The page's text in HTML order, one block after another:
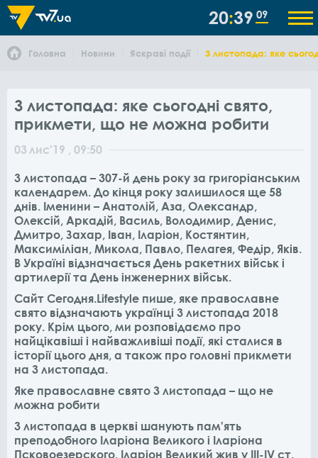
20 39 09
Головна Новини Яскраві події 3 листопада: яке
3 листопада: яке сьогодні свято,
прикмети, що не можна робити
03 лис'19 , 09:50
3 листопада – 307-й день року за григоріанським
календарем. До кінця року залишилося ще 58
днів. Іменини – Анатолій, Аза, Олександр,
Олексій, Аркадій, Василь, Володимир, Денис,
Дмитро, Захар, Іван, Іларіон, Костянтин,
Максиміліан, Микола, Павло, Пелагея, Федір, Яків.
В Україні відзначається День ракетних військ і
артилерії та День інженерних військ.
Сайт Сегодня.Lifestyle пише, яке православне
свято відзначають українці 3 листопада 2018
року. Крім цього, ми розповідаємо про
найцікавіші і найважливіші події, які сталися в
історії цього дня, а також про головні прикмети
на 3 листопада.
Яке православне свято 3 листопада – що не
можна робити
3 листопада в церкві шанують пам'ять
преподобного Іларіона Великого і Іларіона
Псковоезерского. Іларіон Великий жив у III-IV ст.